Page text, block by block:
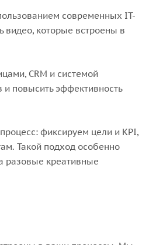
современных IT-
видео, которые встроены в
CRM и системой
и повысить эффективность
фиксируем цели и KPI,
Такой подход особенно
разовые креативные